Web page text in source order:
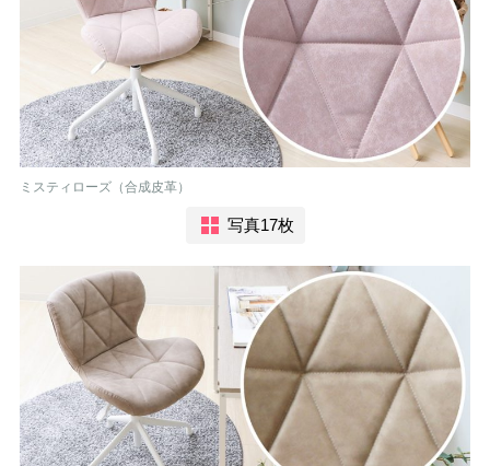
ミスティローズ（合成皮革）
写真17枚